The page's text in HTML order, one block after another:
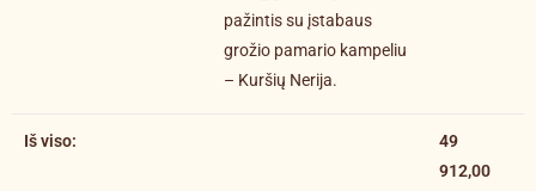
pažintis su įstabaus
grožio pamario kampeliu
– Kuršių Nerija.
Iš viso:
49
912,00